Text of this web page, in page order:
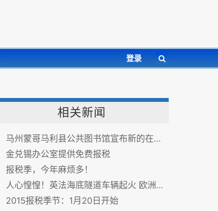
登录
相关新闻
马州蒙哥马利县公共图书馆宣布新的在线考驾照服务
金兑锡办公室提供免费报税
报税季，今年麻烦多！
人心惶惶！英法海底隧道车辆起火 欧洲之星列车暂停服务
2015报税季节：1月20日开始